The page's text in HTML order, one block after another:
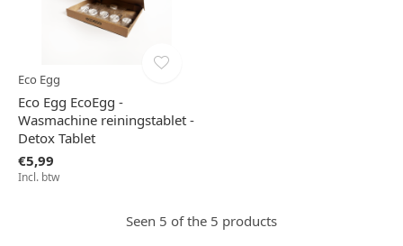
Eco Egg
Eco Egg EcoEgg -
Wasmachine reiningstablet -
Detox Tablet
€5,99
Incl. btw
Seen 5 of the 5 products